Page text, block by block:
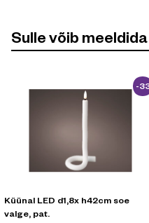
Sulle võib
-
%
Küünal LED d1,8x h42cm soe
valge, pat.